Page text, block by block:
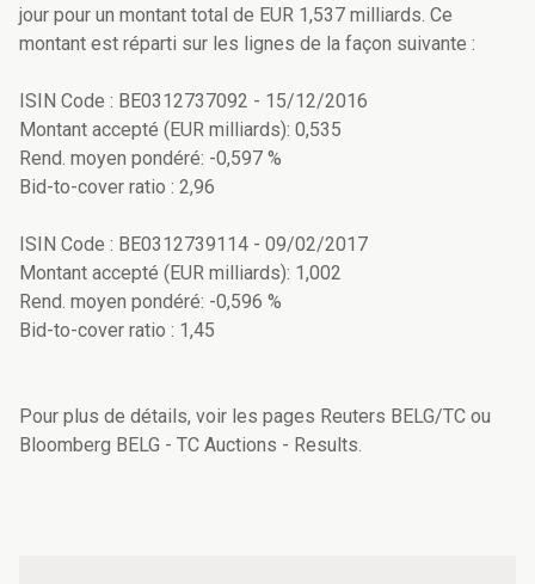
jour pour un montant total de EUR 1,537 milliards. Ce
montant est réparti sur les lignes de la façon suivante :
ISIN Code : BE0312737092 - 15/12/2016
Montant accepté (EUR milliards): 0,535
Rend. moyen pondéré: -0,597 %
Bid-to-cover ratio : 2,96
ISIN Code : BE0312739114 - 09/02/2017
Montant accepté (EUR milliards): 1,002
Rend. moyen pondéré: -0,596 %
Bid-to-cover ratio : 1,45
Pour plus de détails, voir les pages Reuters BELG/TC ou
Bloomberg BELG - TC Auctions - Results.